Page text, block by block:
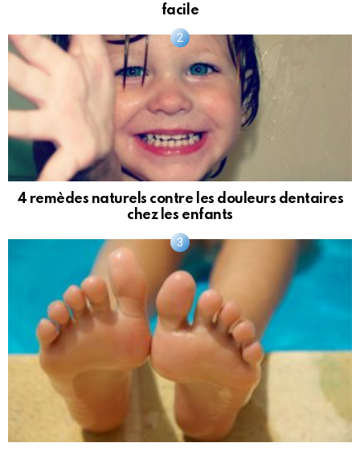
facile
4 remèdes naturels contre les douleurs dentaires
chez les enfants